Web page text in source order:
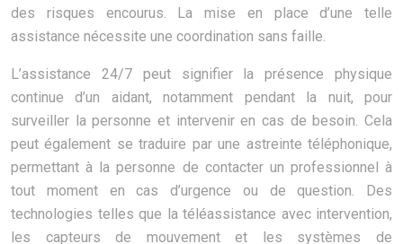
des risques encourus. La mise en place d’une telle
assistance nécessite une coordination sans faille.
L’assistance 24/7 peut signifier la présence physique
continue d’un aidant, notamment pendant la nuit, pour
surveiller la personne et intervenir en cas de besoin. Cela
peut également se traduire par une astreinte téléphonique,
permettant à la personne de contacter un professionnel à
tout moment en cas d’urgence ou de question. Des
technologies telles que la téléassistance avec intervention,
les capteurs de mouvement et les systèmes de